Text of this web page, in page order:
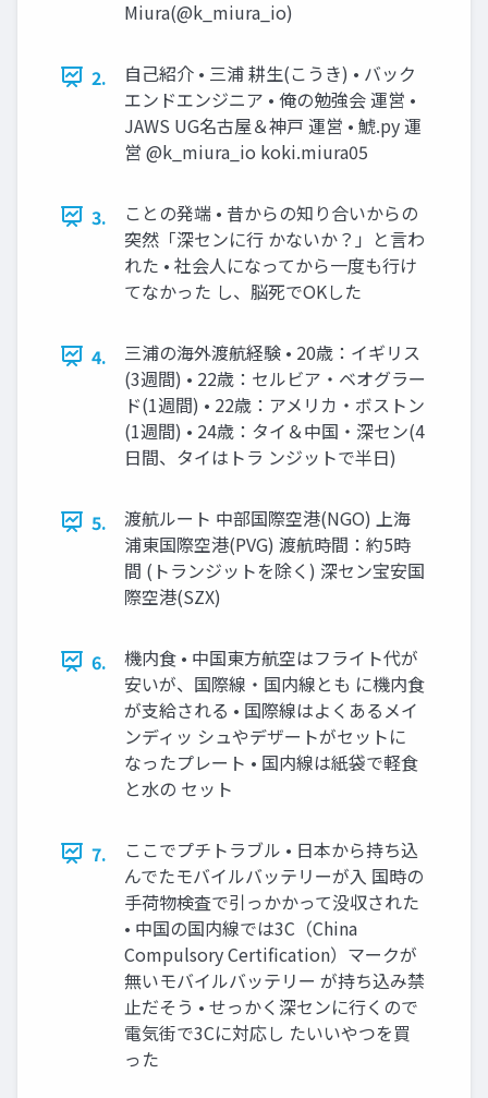
Miura(@k_miura_io)
2.
自己紹介 • 三浦 耕生(こうき) • バック
エンドエンジニア • 俺の勉強会 運営 •
JAWS UG名古屋＆神戸 運営 • 鯱.py 運
営 @k_miura_io koki.miura05
3.
ことの発端 • 昔からの知り合いからの
突然「深センに行 かないか？」と言わ
れた • 社会人になってから一度も行け
てなかった し、脳死でOKした
4.
三浦の海外渡航経験 • 20歳：イギリス
(3週間) • 22歳：セルビア・ベオグラー
ド(1週間) • 22歳：アメリカ・ボストン
(1週間) • 24歳：タイ＆中国・深セン(4
日間、タイはトラ ンジットで半日)
5.
渡航ルート 中部国際空港(NGO) 上海
浦東国際空港(PVG) 渡航時間：約5時
間 (トランジットを除く) 深セン宝安国
際空港(SZX)
6.
機内食 • 中国東方航空はフライト代が
安いが、国際線・国内線とも に機内食
が支給される • 国際線はよくあるメイ
ンディッ シュやデザートがセットに
なったプレート • 国内線は紙袋で軽食
と水の セット
7.
ここでプチトラブル • 日本から持ち込
んでたモバイルバッテリーが入 国時の
手荷物検査で引っかかって没収された
• 中国の国内線では3C（China
Compulsory Certification）マークが
無いモバイルバッテリー が持ち込み禁
止だそう • せっかく深センに行くので
電気街で3Cに対応し たいいやつを買
った